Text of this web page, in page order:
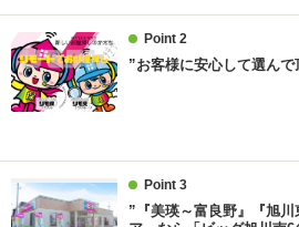
50％～100％(敷金無料)
ほか初期費用
その他諸費用 安心サービス２４ 1650
仲介手数料 1.1ヶ月
Point 2
”お客様に安心して選ん
Point 3
”『美瑛～富良野』『旭